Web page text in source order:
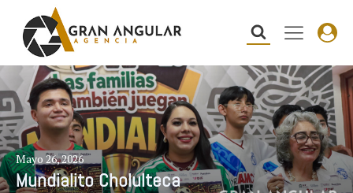
Mayo 26, 2026
Mundialito Cholulteca